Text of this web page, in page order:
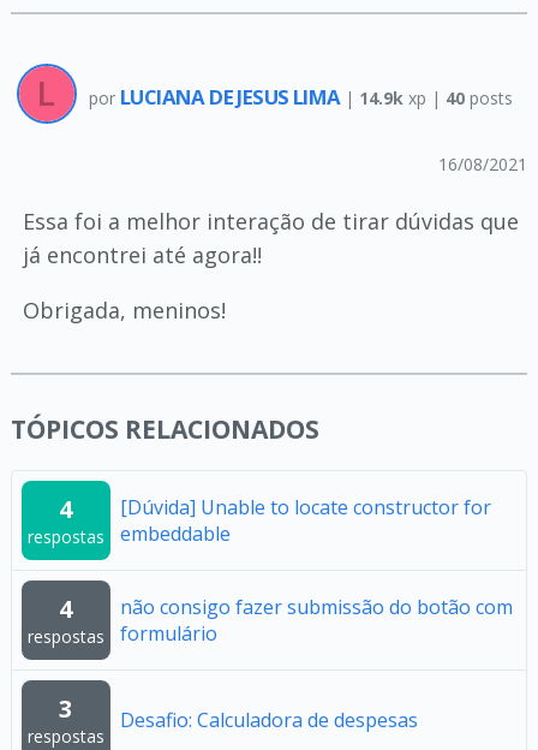
por LUCIANA DE JESUS LIMA | 14.9kxp | 40posts
16/08/2021
Essa foi a melhor interação de tirar dúvidas que
já encontrei até agora!!
Obrigada, meninos!
TÓPICOS RELACIONADOS
4
respostas
[Dúvida] Unable to locate constructor for
embeddable
4
respostas
não consigo fazer submissão do botão com
formulário
3
respostas
Desafio: Calculadora de despesas